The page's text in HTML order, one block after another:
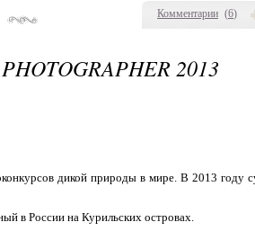
Комментарии (6)
2013
дикой природы в мире. В 2013 году
в России на Курильских островах.